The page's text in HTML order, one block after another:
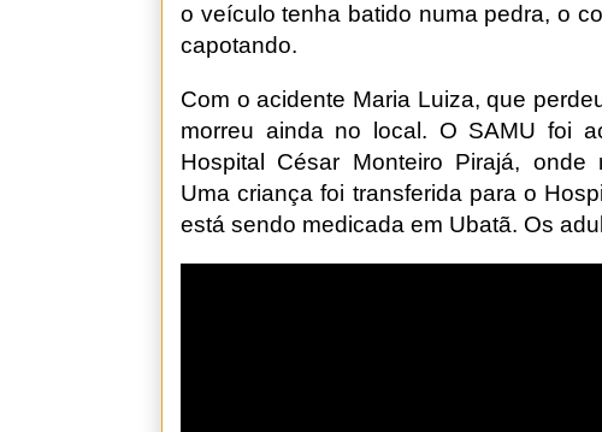
o veículo tenha batido numa pedra, o
capotando.
Com o acidente Maria Luiza, que
morreu ainda no local. O SAMU foi
Hospital César Monteiro Pirajá, onde
Uma criança foi transferida para o
está sendo medicada em Ubatã. Os